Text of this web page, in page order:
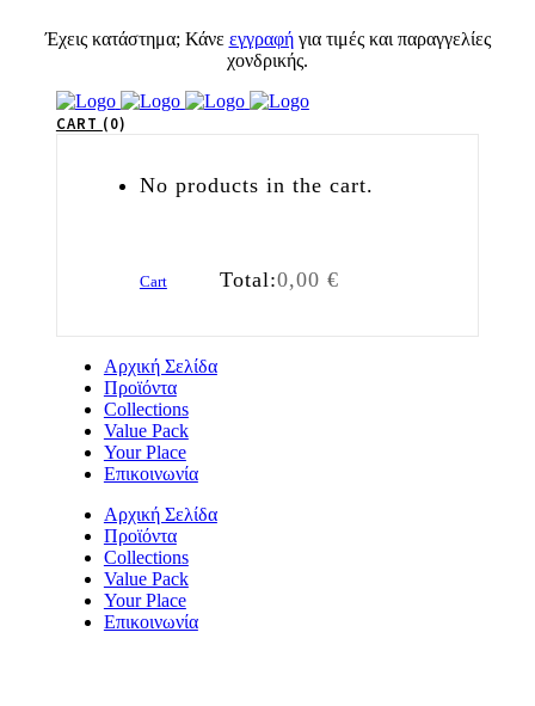
Έχεις κατάστημα; Κάνε εγγραφήγια τιμές και παραγγελίες
χονδρικής.
CART 0
No products in the cart.
Cart Total:0,00 €
Αρχική Σελίδα
Προϊόντα
Collections
Value Pack
Your Place
Επικοινωνία
Αρχική Σελίδα
Προϊόντα
Collections
Value Pack
Your Place
Επικοινωνία